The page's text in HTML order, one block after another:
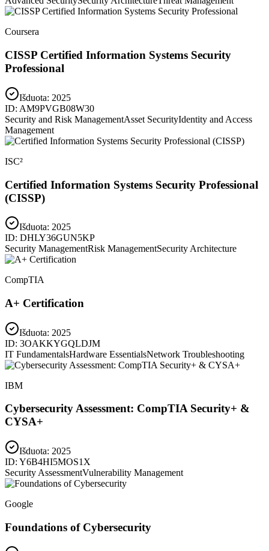
Coursera
CISSP Certified Information Systems Security
Professional
Išduota: 2025
ID: AM9PVGB08W30
Security and Risk ManagementAsset SecurityIdentity and Access
Management
ISC²
Certified Information Systems Security Professional
(CISSP)
Išduota: 2025
ID: DHLY36GUN5KP
Security ManagementRisk ManagementSecurity Architecture
CompTIA
A+ Certification
Išduota: 2025
ID: 3OAKKYGQLDJM
IT FundamentalsHardware EssentialsNetwork Troubleshooting
IBM
Cybersecurity Assessment: CompTIA Security+ &
CYSA+
Išduota: 2025
ID: Y6B4HI5MOS1X
Security AssessmentVulnerability Management
Google
Foundations of Cybersecurity